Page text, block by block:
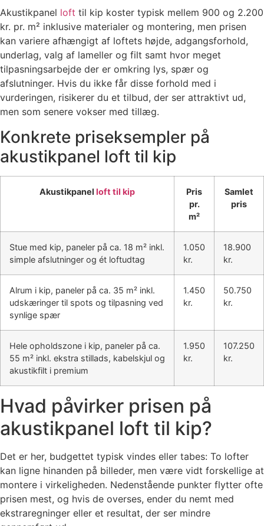
Akustikpanel loft til kip koster typisk mellem 900 og 2.200
kr. pr. m² inklusive materialer og montering, men prisen
kan variere afhængigt af loftets højde, adgangsforhold,
underlag, valg af lameller og filt samt hvor meget
tilpasningsarbejde der er omkring lys, spær og
afslutninger. Hvis du ikke får disse forhold med i
vurderingen, risikerer du et tilbud, der ser attraktivt ud,
men som senere vokser med tillæg.
Konkrete priseksempler på
akustikpanel loft til kip
Akustikpanel loft til kip
Pris
pr.
m²
Samlet
pris
Stue med kip, paneler på ca. 18 m² inkl.
simple afslutninger og ét loftudtag
1.050
kr.
18.900
kr.
Alrum i kip, paneler på ca. 35 m² inkl.
udskæringer til spots og tilpasning ved
synlige spær
1.450
kr.
50.750
kr.
Hele opholdszone i kip, paneler på ca.
55 m² inkl. ekstra stillads, kabelskjul og
akustikfilt i premium
1.950
kr.
107.250
kr.
Hvad påvirker prisen på
akustikpanel loft til kip?
Det er her, budgettet typisk vindes eller tabes: To lofter
kan ligne hinanden på billeder, men være vidt forskellige at
montere i virkeligheden. Nedenstående punkter flytter ofte
prisen mest, og hvis de overses, ender du nemt med
ekstraregninger eller et resultat, der ser mindre